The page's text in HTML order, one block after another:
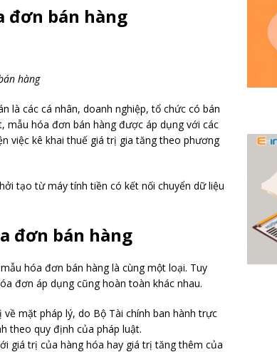
đơn bán hàng
hàng
là các cá nhân, doanh nghiệp, tổ chức có bán
mẫu hóa đơn bán hàng được áp dụng với các
việc kê khai thuế giá trị gia tăng theo phương
tạo từ máy tính tiền có kết nối chuyển dữ liệu
đơn bán hàng
hóa đơn bán hàng là cùng một loại. Tuy
đơn áp dụng cũng hoàn toàn khác nhau.
mặt pháp lý, do Bộ Tài chính ban hành trực
theo quy định của pháp luật.
giá trị của hàng hóa hay giá trị tăng thêm của